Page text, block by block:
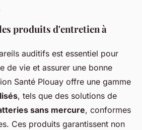
produits d'entretien à
auditifs est essentiel pour
de vie et assurer une bonne
Santé Plouay offre une gamme
, tels que des solutions de
sans mercure, conformes
Ces produits garantissent non